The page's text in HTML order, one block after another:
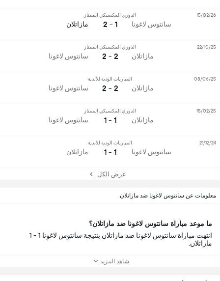
سانتوس لاغونا
الدوري المكسيكي الممتاز
1 - 2 مازاتلان
15/02/26
مازاتلان
الدوري المكسيكي الممتاز
2 - 2 سانتوس لاغونا
22/10/25
مازاتلان
المباريات الودية للأندية
2 - 2 سانتوس لاغونا
08/06/25
مازاتلان
الدوري المكسيكي الممتاز
1 - 1 سانتوس لاغونا
15/02/25
سانتوس لاغونا
المباريات الودية للأندية
1 - 1 مازاتلان
21/12/24
عرض الكل
معلومات عن سانتوس لاغونا ضد مازاتلان
ما موعد مباراة سانتوس لاغونا ضد مازاتلان؟
انتهت مباراة سانتوس لاغونا ضد مازاتلان بنتيجة سانتوس لاغونا 1 - 1
مازاتلان.
شاهد المزيد